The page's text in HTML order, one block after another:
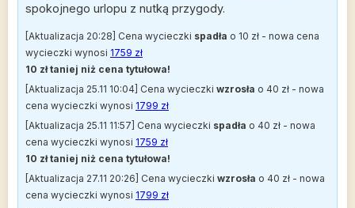
spokojnego urlopu z nutką przygody.
[Aktualizacja 20:28] Cena wycieczki spadła o 10 zł - nowa cena
wycieczki wynosi 1759 zł
10 zł taniej niż cena tytułowa!
[Aktualizacja 25.11 10:04] Cena wycieczki wzrosła o 40 zł - nowa
cena wycieczki wynosi 1799 zł
[Aktualizacja 25.11 11:57] Cena wycieczki spadła o 40 zł - nowa
cena wycieczki wynosi 1759 zł
10 zł taniej niż cena tytułowa!
[Aktualizacja 27.11 20:26] Cena wycieczki wzrosła o 40 zł - nowa
cena wycieczki wynosi 1799 zł